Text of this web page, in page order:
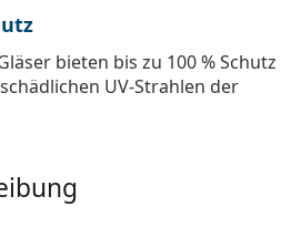
bieten bis zu 100 % Schutz
UV-Strahlen der